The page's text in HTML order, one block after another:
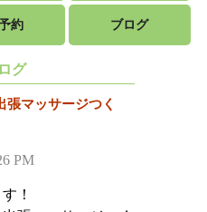
約 ブログ
グ
張マッサージつく
PM
！